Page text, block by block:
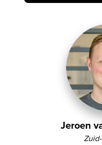
Jeroen